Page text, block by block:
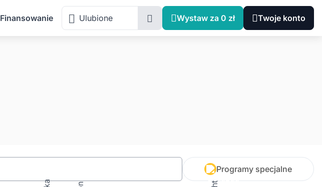
Finansowanie Ulubione Wystaw za 0 zł Twoje konto
Programy specjalne